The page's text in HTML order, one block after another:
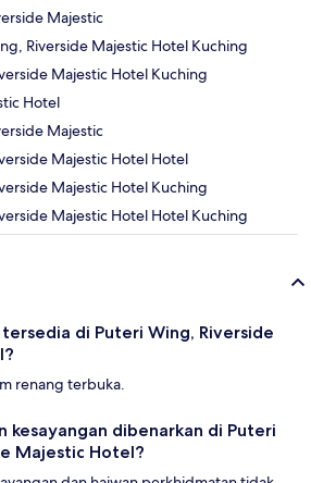
Majestic
Riverside Majestic Hotel Kuching
Majestic Hotel Kuching
Hotel
Majestic
Majestic Hotel Hotel
Majestic Hotel Kuching
Majestic Hotel Hotel Kuching
di Puteri Wing, Riverside
renang terbuka.
kesayangan dibenarkan di Puteri
Majestic Hotel?